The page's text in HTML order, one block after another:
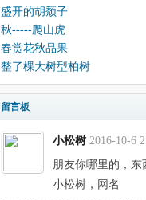
盛开的胡颓子
秋-----爬山虎
春赏花秋品果
整了棵大树型柏树
留言板
小松树 2016-10-6
朋友你哪里的，东
小松树，网名